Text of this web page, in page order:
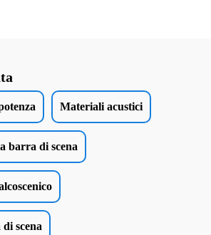
Materiali acustici
barra di scena
scena